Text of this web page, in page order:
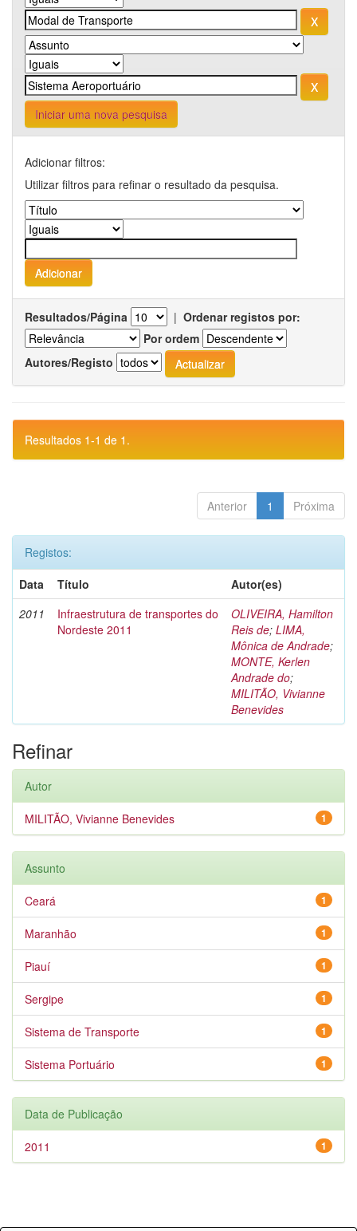
Iniciar uma nova pesquisa
Adicionar filtros:
Utilizar filtros para refinar o resultado da pesquisa.
Resultados/Página | Ordenar registos por:
Por ordem
Autores/Registo
Resultados 1-1 de 1.
Anterior 1 Próxima
Registos:
Data
Título
Autor(es)
2011
Infraestrutura de transportes do
Nordeste 2011
OLIVEIRA, Hamilton
Reis de; LIMA,
Mônica de Andrade;
MONTE, Kerlen
Andrade do;
MILITÃO, Vivianne
Benevides
Refinar
Autor
1
MILITÃO, Vivianne Benevides
Assunto
1
Ceará
1
Maranhão
1
Piauí
1
Sergipe
1
Sistema de Transporte
1
Sistema Portuário
Data de Publicação
1
2011